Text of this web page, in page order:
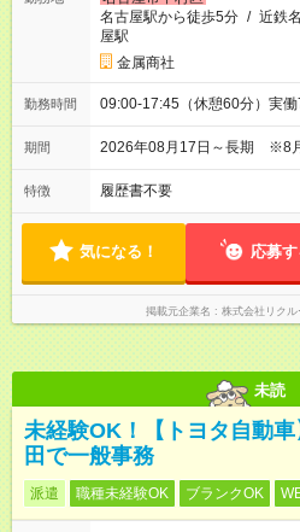
名古屋駅から徒歩5分 / 近鉄
屋駅
金属商社
勤務時間 09:00-17:45（休憩60分）実
期間 2026年08月17日～長期 ※8
特徴 履歴書不要
気になる！ 応募す
掲載元企業名 株式会社リク
未読
未経験OK！【トヨタ自動
田で一般事務
派遣 職種未経験OK ブランクOK